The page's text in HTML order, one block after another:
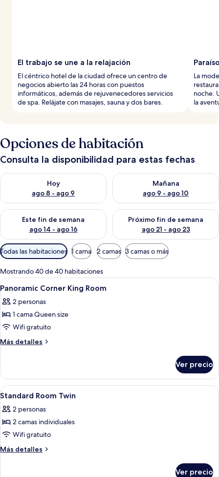
El trabajo se une a la relajación
El céntrico hotel de la ciudad ofrece un centro de
negocios abierto las 24 horas con puestos
informáticos, además de rejuvenecedores servicios
de spa. Relájate con masajes, sauna y dos bares.
La
noche.
la
Opciones de habitación
Consulta la disponibilidad para estas fechas
Hoy
ago 8 - ago 9
Consulta la disponibilidad para hoy ago 8 - ago 9
Mañana
ago 9 - ago 10
Consulta la disponibilidad
Este fin de semana
ago 14 - ago 16
Consulta la disponibilidad para este fin de semana ago 14 -
Próximo fin de semana
ago 21 - ago 23
Consulta la disponibilidad
Filtros
disponibles
para
las
habitaciones
Todas las habitaciones 1 cama 2 camas 3 camas o más
Mostrando 40 de 40 habitaciones
Abrir
todas
las
fotos
de
Panoramic
Room
Habitación de hotel con una cama
4
Panoramic Corner King Room
2 personas
1 cama Queen size
Wifi gratuito
Más detalles
Más
Corner
King
Room
Ver precio
Abrir
todas
las
fotos
de
Standard
Un baño con ducha de vidrio,
4
Standard Room Twin
2 personas
2 camas individuales
Wifi gratuito
Más detalles
Más
Ver precio